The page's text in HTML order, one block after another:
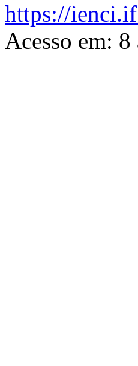
https://
Acesso em: